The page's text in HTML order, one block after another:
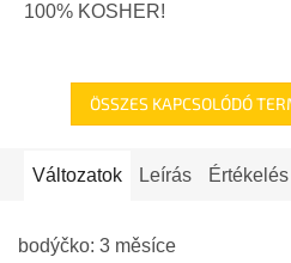
100% KOSHER!
ÖSSZES KAPCSOLÓDÓ
Változatok Leírás Értékelés
bodýčko: 3 měsíce